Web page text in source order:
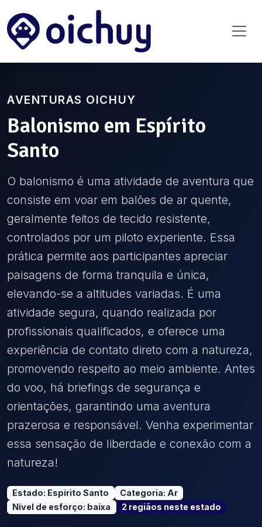
AVENTURAS OICHUY
Balonismo em Espírito
Santo
O balonismo é uma atividade de aventura que
consiste em voar em balões de ar quente,
geralmente feitos de tecido resistente,
controlados por um piloto experiente. Essa
prática permite aos participantes apreciar
paisagens de forma tranquila e única,
elevando-se a altitudes variadas. É uma
atividade segura, quando realizada por
profissionais qualificados, e oferece uma
experiência de contato direto com a natureza,
promovendo respeito ao meio ambiente. Antes
do voo, há briefings de segurança e
orientações, garantindo uma aventura
prazerosa e responsável. Venha experimentar
essa sensação de liberdade e conexão com a
natureza!
Estado: Espírito Santo Categoria: Ar
Nível de esforço: baixa 2 regiãos neste estado